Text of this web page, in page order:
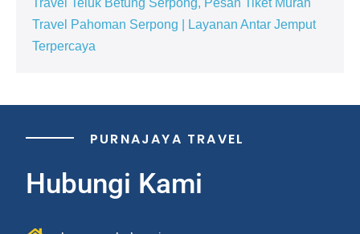
Travel Teluk Betung Serpong, Pesan Tiket Murah
Travel Pahoman Serpong | Layanan Antar Jemput
Terpercaya
PURNAJAYA TRAVEL
Hubungi Kami